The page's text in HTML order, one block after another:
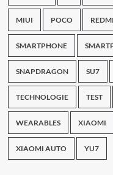
MIUI POCO REDMI
SMARTPHONE
SNAPDRAGON SU7
TECHNOLOGIE TEST
WEARABLES XIAOMI
XIAOMI AUTO YU7